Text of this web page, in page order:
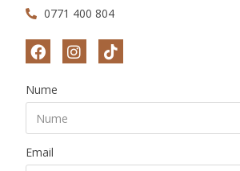
0771 400 804
Nume
Email